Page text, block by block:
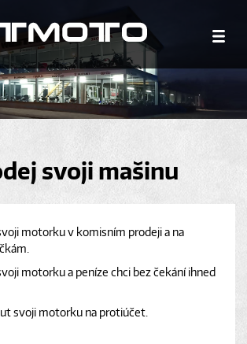
svoji mašinu
motorku v komisním prodeji a na
motorku a peníze chci bez čekání ihned
svoji motorku na protiúčet.